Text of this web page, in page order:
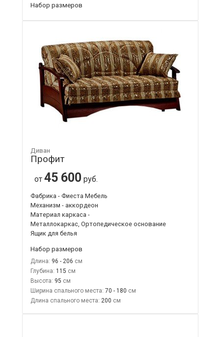
Набор размеров
Диван
Профит
от 45 600 руб.
Фабрика - Фиеста Мебель
Механизм - аккордеон
Материал каркаса -
Металлокаркас, Ортопедическое основание
Ящик для белья
Набор размеров
Длина: 96 - 206
Глубина: 115
Высота: 95
Ширина спального места: 70 - 180
Длина спального места: 200